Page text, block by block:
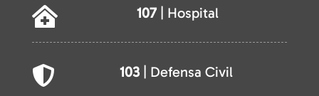
 107| Hospital
 103| Defensa Civil